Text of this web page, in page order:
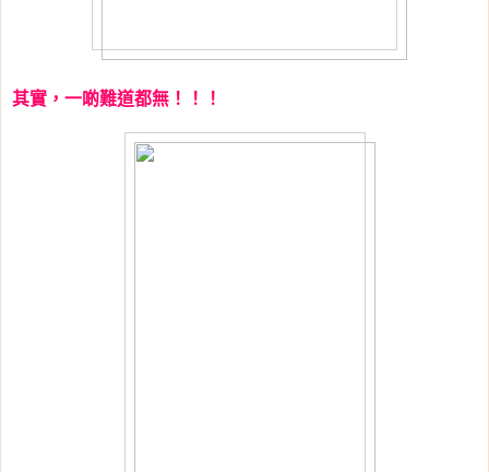
其實，一啲難道都無！！！